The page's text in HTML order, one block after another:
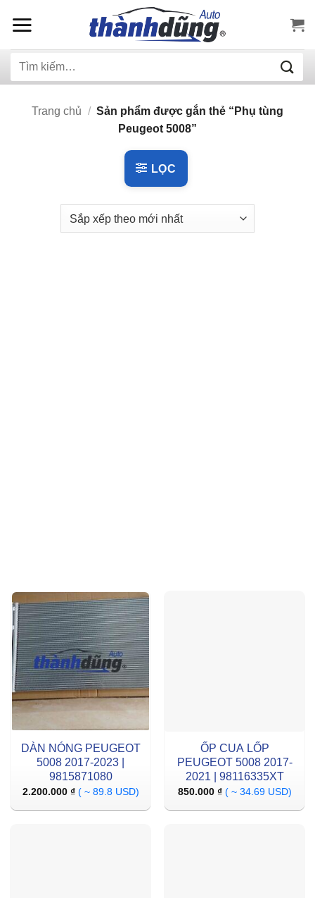
qua
dung
Tìm
Trang chủ / Sản phẩm được gắn thẻ “Phụ tùng
Peugeot 5008”
LỌC
DÀN NÓNG PEUGEOT
5008 2017-2023 |
9815871080
2.200.000 ₫ ( ~ 89.8 USD)
ỐP CUA LỐP
PEUGEOT 5008 2017-
2021 | 98116335XT
850.000 ₫ ( ~ 34.69 USD)